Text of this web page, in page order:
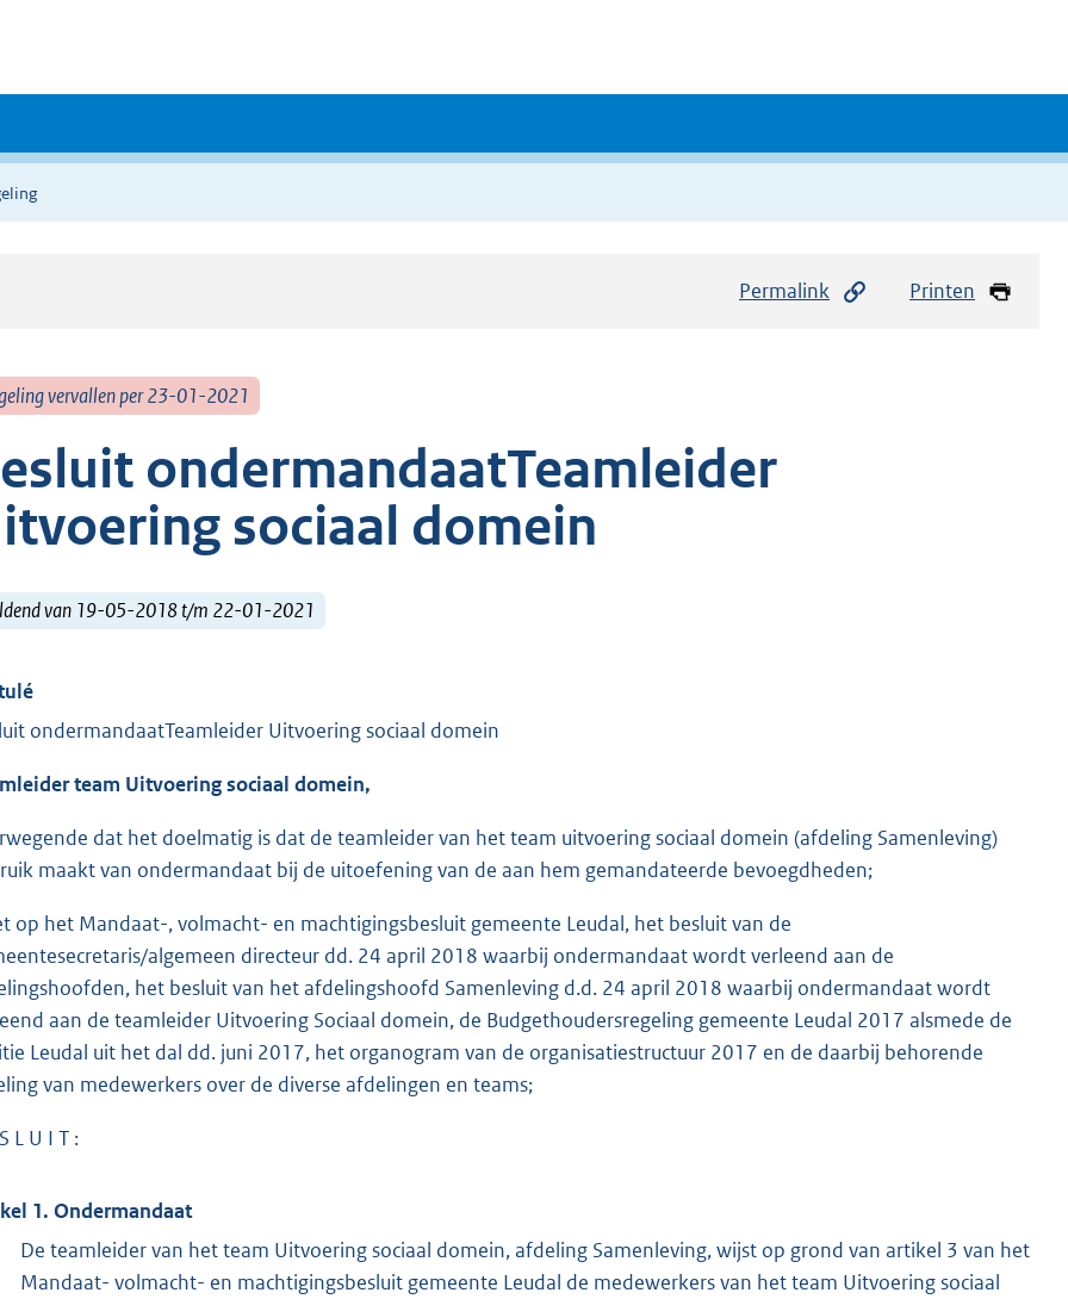
Permalink Printen
vervallen per 23-01-2021
ondermandaatTeamleider
sociaal domein
van 19-05-2018 t/m 22-01-2021
ondermandaatTeamleider Uitvoering sociaal domein
team Uitvoering sociaal domein,
dat het doelmatig is dat de teamleider van het team uitvoering sociaal domein (afdeling Samenleving)
maakt van ondermandaat bij de uitoefening van de aan hem gemandateerde bevoegdheden;
op het Mandaat-, volmacht- en machtigingsbesluit gemeente Leudal, het besluit van de
algemeen directeur dd. 24 april 2018 waarbij ondermandaat wordt verleend aan de
het besluit van het afdelingshoofd Samenleving d.d. 24 april 2018 waarbij ondermandaat wordt
aan de teamleider Uitvoering Sociaal domein, de Budgethoudersregeling gemeente Leudal 2017 alsmede de
Leudal uit het dal dd. juni 2017, het organogram van de organisatiestructuur 2017 en de daarbij behorende
van medewerkers over de diverse afdelingen en teams;
L U I T :
1. Ondermandaat
De teamleider van het team Uitvoering sociaal domein, afdeling Samenleving, wijst op grond van artikel 3 van het
Mandaat- volmacht- en machtigingsbesluit gemeente Leudal de medewerkers van het team Uitvoering sociaal